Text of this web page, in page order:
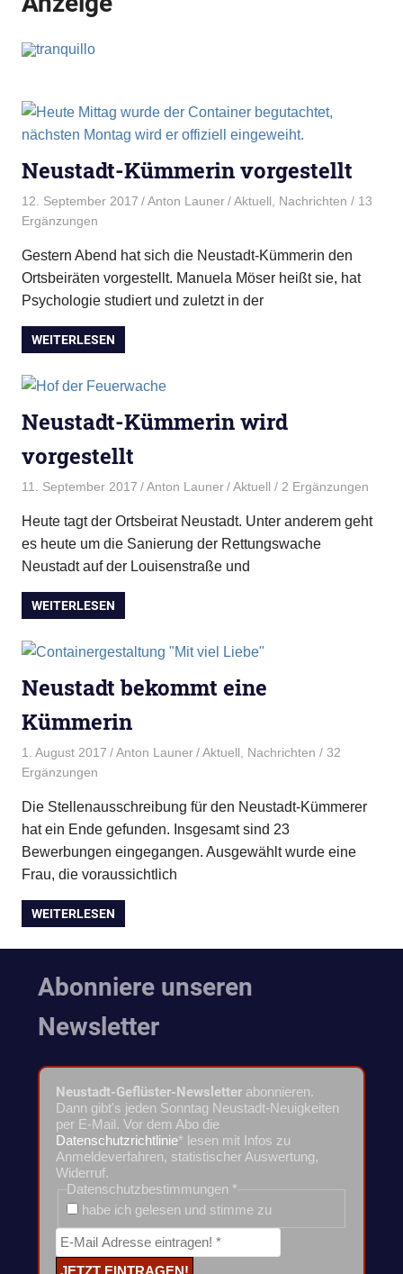
Neustadt-Kümmerin vorgestellt
12. September 2017 Anton Launer Aktuell Nachrichten / 13
Ergänzungen
Gestern Abend hat sich die Neustadt-Kümmerin den
Ortsbeiräten vorgestellt. Manuela Möser heißt sie, hat
Psychologie studiert und zuletzt in der
WEITERLESEN
Neustadt-Kümmerin wird
vorgestellt
11. September 2017 Anton Launer Aktuell / 2 Ergänzungen
Heute tagt der Ortsbeirat Neustadt. Unter anderem geht
es heute um die Sanierung der Rettungswache
Neustadt auf der Louisenstraße und
WEITERLESEN
Neustadt bekommt eine
Kümmerin
1. August 2017 Anton Launer Aktuell Nachrichten / 32
Ergänzungen
Die Stellenausschreibung für den Neustadt-Kümmerer
hat ein Ende gefunden. Insgesamt sind 23
Bewerbungen eingegangen. Ausgewählt wurde eine
Frau, die voraussichtlich
WEITERLESEN
Abonniere unseren
Newsletter
Neustadt-Geflüster-Newsletter abonnieren.
Dann gibt's jeden Sonntag Neustadt-Neuigkeiten
per E-Mail. Vor dem Abo die
Datenschutzrichtlinie* lesen mit Infos zu
Anmeldeverfahren, statistischer Auswertung,
Widerruf.
Datenschutzbestimmungen *
habe ich gelesen und stimme zu